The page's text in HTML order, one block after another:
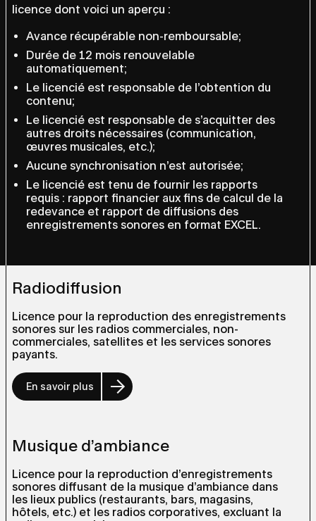
licence dont voici un aperçu :
Avance récupérable non-remboursable;
Durée de 12 mois renouvelable
automatiquement;
Le licencié est responsable de l’obtention du
contenu;
Le licencié est responsable de s’acquitter des
autres droits nécessaires (communication,
œuvres musicales, etc.);
Aucune synchronisation n’est autorisée;
Le licencié est tenu de fournir les rapports
requis : rapport financier aux fins de calcul de la
redevance et rapport de diffusions des
enregistrements sonores en format EXCEL.
Radiodiffusion
Licence pour la reproduction des enregistrements
sonores sur les radios commerciales, non-
commerciales, satellites et les services sonores
payants.
En savoir plus
Musique d’ambiance
Licence pour la reproduction d’enregistrements
sonores diffusant de la musique d’ambiance dans
les lieux publics (restaurants, bars, magasins,
hôtels, etc.) et les radios corporatives, excluant la